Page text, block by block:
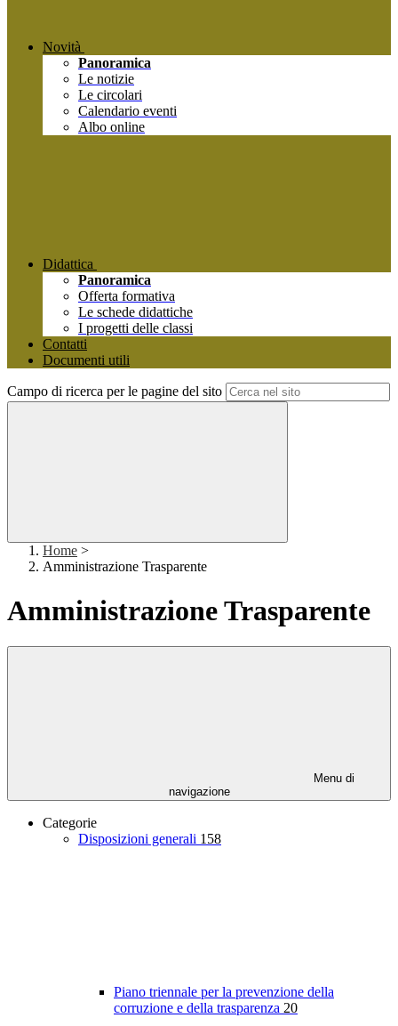
Novità
Panoramica
Le notizie
Le circolari
Calendario eventi
Albo online
Didattica
Panoramica
Offerta formativa
Le schede didattiche
I progetti delle classi
Contatti
Documenti utili
Campo di ricerca per le pagine del sito
Home >
Amministrazione Trasparente
Amministrazione Trasparente
Menu di
navigazione
Categorie
Disposizioni generali 158
Piano triennale per la prevenzione della
corruzione e della trasparenza 20